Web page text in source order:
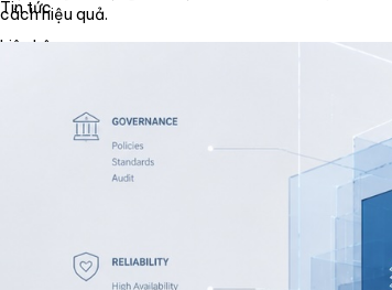
Tin tức
Liên hệ
cách hiệu quả.